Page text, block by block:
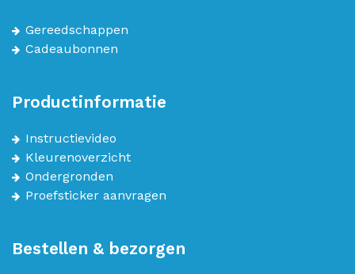
Gereedschappen
Cadeaubonnen
Productinformatie
Instructievideo
Kleurenoverzicht
Ondergronden
Proefsticker aanvragen
Bestellen & bezorgen